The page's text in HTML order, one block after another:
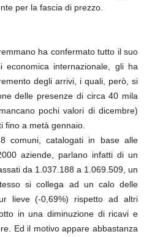
per la fascia di prezzo.
ha confermato tutto il suo
internazionale, gli ha
degli arrivi, i quali, però, si
delle presenze di circa 40 mila
pochi valori di dicembre)
fino a metà gennaio.
comuni, catalogati in base alle
aziende, parlano infatti di un
da 1.037.188 a 1.069.509, un
si collega ad un calo delle
lieve (-0,69%) rispetto ad altri
in una diminuzione di ricavi e
Ed il motivo appare abbastanza